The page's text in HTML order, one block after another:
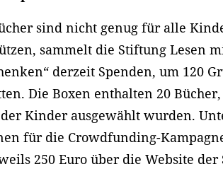
sind nicht genug für alle
sammelt die Stiftung Lesen
derzeit Spenden, um 120
Die Boxen enthalten 20
Kinder ausgewählt wurden.
für die Crowdfunding-
250 Euro über die Website der